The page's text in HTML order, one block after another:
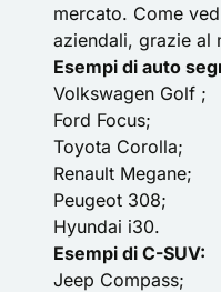
mercato. Come
aziendali, grazie al
Esempi di auto
Volkswagen Golf ;
Ford Focus;
Toyota Corolla;
Renault Megane;
Peugeot 308;
Hyundai i30.
Esempi di C-SUV:
Jeep Compass;